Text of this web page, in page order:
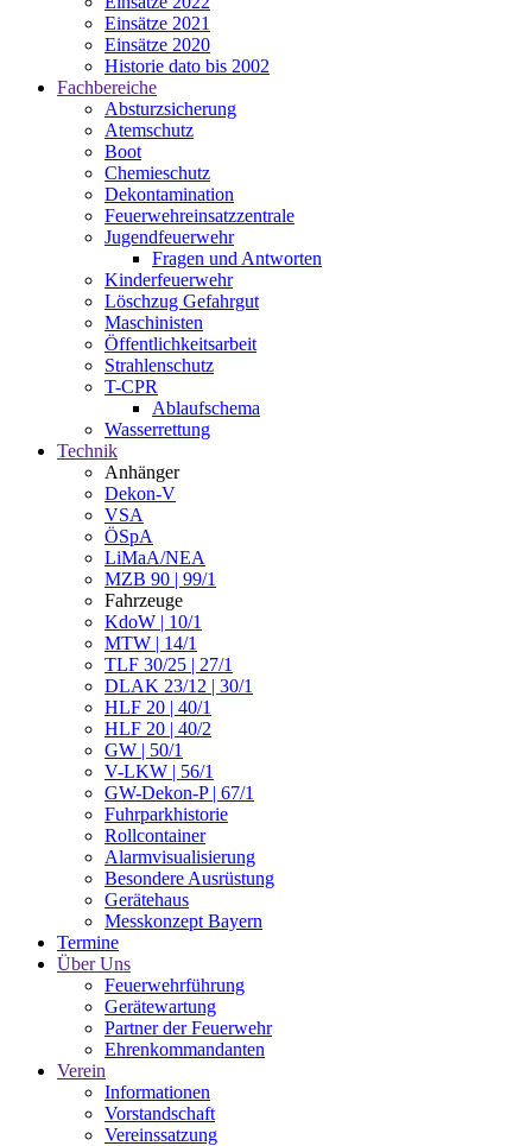
Einsätze 2021
Einsätze 2020
Historie dato bis 2002
Fachbereiche
Absturzsicherung
Atemschutz
Boot
Chemieschutz
Dekontamination
Feuerwehreinsatzzentrale
Jugendfeuerwehr
Fragen und Antworten
Kinderfeuerwehr
Löschzug Gefahrgut
Maschinisten
Öffentlichkeitsarbeit
Strahlenschutz
T-CPR
Ablaufschema
Wasserrettung
Technik
Anhänger
Dekon-V
VSA
ÖSpA
LiMaA/NEA
MZB 90 | 99/1
Fahrzeuge
KdoW | 10/1
MTW | 14/1
TLF 30/25 | 27/1
DLAK 23/12 | 30/1
HLF 20 | 40/1
HLF 20 | 40/2
GW | 50/1
V-LKW | 56/1
GW-Dekon-P | 67/1
Fuhrparkhistorie
Rollcontainer
Alarmvisualisierung
Besondere Ausrüstung
Gerätehaus
Messkonzept Bayern
Termine
Über Uns
Feuerwehrführung
Gerätewartung
Partner der Feuerwehr
Ehrenkommandanten
Verein
Informationen
Vorstandschaft
Vereinssatzung